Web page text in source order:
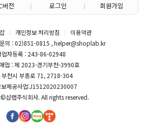
버전 로그인 회원가입
개인정보 처리방침
이용약관
문의 : 02)851-0815 , helper@shoplab.kr
업자등록 : 243-86-02948
업 : 제 2023-경기부천-3990호
부천시 부흥로 71, 2718-304
보제공사업:J1512020230007
샵랩주식회사. All rights reserved.